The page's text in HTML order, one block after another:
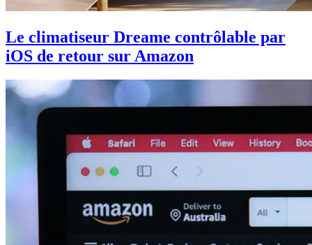
Le climatiseur Dreame contrôlable par
iOS de retour sur Amazon